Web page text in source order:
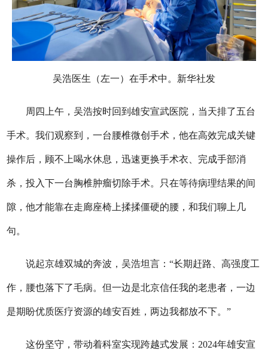
吴浩医生（左一）在手术中。新华社发
周四上午，吴浩按时回到雄安宣武医院，当天排了五台
手术。我们观察到，一台腰椎微创手术，他在高效完成关键
操作后，顾不上喝水休息，迅速更换手术衣、完成手部消
杀，投入下一台胸椎肿瘤切除手术。只在等待病理结果的间
隙，他才能靠在走廊座椅上揉揉僵硬的腰，和我们聊上几
句。
说起京雄双城的奔波，吴浩坦言：“长期赶路、高强度工
作，腰也落下了毛病。但一边是北京信任我的老患者，一边
是期盼优质医疗资源的雄安百姓，两边我都放不下。”
这份坚守，带动着科室实现跨越式发展：2024年雄安宣